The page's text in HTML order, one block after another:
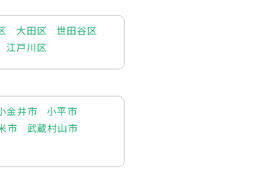
大田区
世田谷区
江戸川区
金井市
小平市
市
武蔵村山市